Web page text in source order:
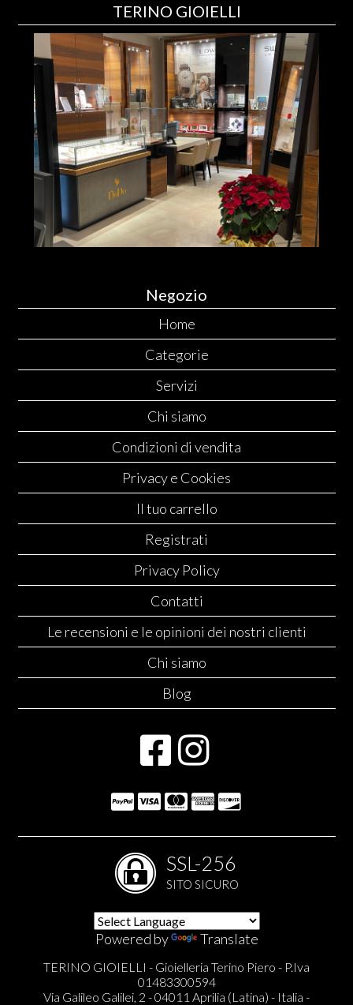
TERINO GIOIELLI
Negozio
Home
Categorie
Servizi
Chi siamo
Condizioni di vendita
Privacy e Cookies
Il tuo carrello
Registrati
Privacy Policy
Contatti
Le recensioni e le opinioni dei nostri clienti
Chi siamo
Blog
SSL-256
SITO SICURO
Powered by Translate
TERINO GIOIELLI - Gioielleria Terino Piero - P.Iva
01483300594
Via Galileo Galilei, 2 - 04011 Aprilia (Latina) - Italia -